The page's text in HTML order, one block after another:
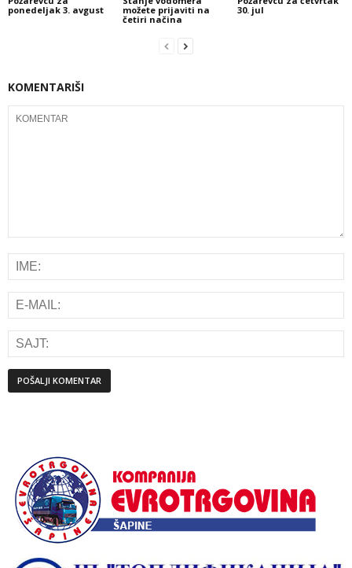
ponedeljak 3. avgust
možete prijaviti na
četiri načina
30. jul
KOMENTARIŠI